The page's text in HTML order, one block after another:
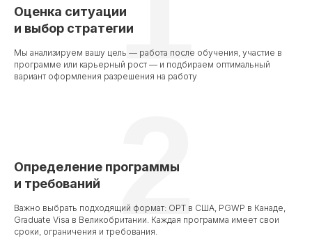
Оценка ситуации
и выбор стратегии
Мы анализируем вашу цель — работа после обучения, участие в
программе или карьерный рост — и подбираем оптимальный
вариант оформления разрешения на работу
Определение программы
и требований
Важно выбрать подходящий формат: OPT в США, PGWP в Канаде,
Graduate Visa в Великобритании. Каждая программа имеет свои
сроки, ограничения и требования.
2